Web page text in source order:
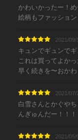
かわいかったー！
絵柄もファッショ
2021/09/
キュンでギュンでギ
これは買ってよかっ
早く続きを〜おか
2021/07/
白雪さんとかぐや
んぎゅんだー！！！
2021/05/